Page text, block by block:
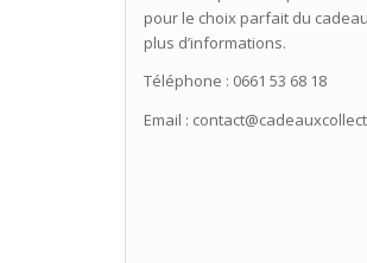
pour le choix parfait du
plus d’informations.
Téléphone : 0661 53 68 18
Email :